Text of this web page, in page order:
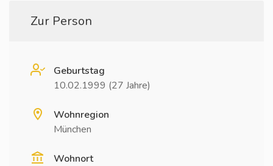
Zur Person
Geburtstag
10.02.1999 (27 Jahre)
Wohnregion
München
Wohnort